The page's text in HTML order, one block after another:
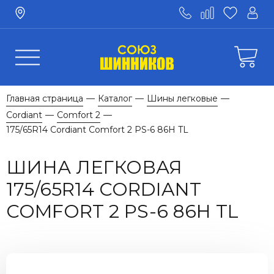
Главная страница — Каталог — Шины легковые —
Cordiant — Comfort 2 —
175/65R14 Cordiant Comfort 2 PS-6 86H TL
ШИНА ЛЕГКОВАЯ
175/65R14 CORDIANT
COMFORT 2 PS-6 86H TL